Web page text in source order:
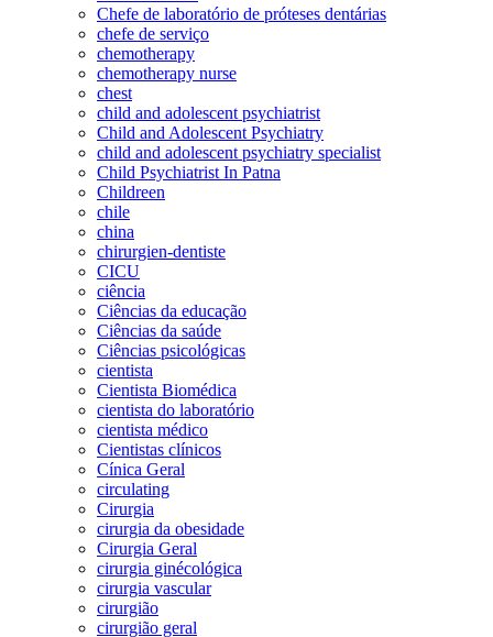
Chefe de laboratório de próteses dentárias
chefe de serviço
chemotherapy
chemotherapy nurse
chest
child and adolescent psychiatrist
Child and Adolescent Psychiatry
child and adolescent psychiatry specialist
Child Psychiatrist In Patna
Childreen
chile
china
chirurgien-dentiste
CICU
ciência
Ciências da educação
Ciências da saúde
Ciências psicológicas
cientista
Cientista Biomédica
cientista do laboratório
cientista médico
Cientistas clínicos
Cínica Geral
circulating
Cirurgia
cirurgia da obesidade
Cirurgia Geral
cirurgia ginécológica
cirurgia vascular
cirurgião
cirurgião geral